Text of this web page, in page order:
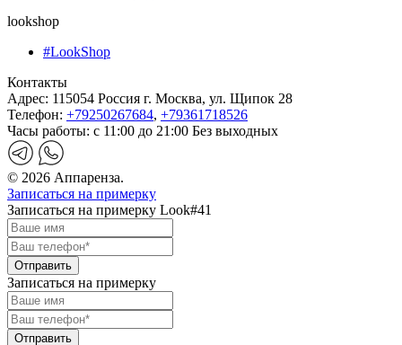
lookshop
#LookShop
Контакты
Адрес: 115054 Россия г. Москва, ул. Щипок 28
Телефон: +79250267684, +79361718526
Часы работы: с 11:00 до 21:00 Без выходных
© 2026 Аппаренза.
Записаться на примерку
Записаться на примерку Look#41
Записаться на примерку